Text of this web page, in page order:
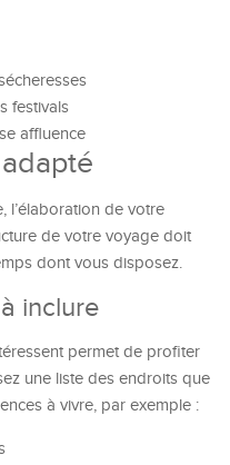
festivals
affluence
l’élaboration de votre
de votre voyage doit
dont vous disposez.
inclure
permet de profiter
une liste des endroits que
à vivre, par exemple :